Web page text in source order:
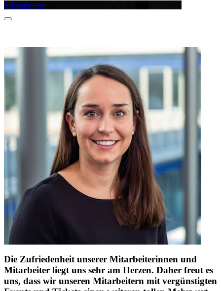
Schwanensee
Die Zufriedenheit unserer Mitarbeiterinnen und
Mitarbeiter liegt uns sehr am Herzen. Daher freut es
uns, dass wir unseren Mitarbeitern mit vergünstigten